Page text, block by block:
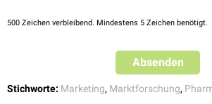
500 Zeichen verbleibend. Mindestens 5 Zeichen benötigt.
Absenden
Stichworte: Marketing, Marktforschung,